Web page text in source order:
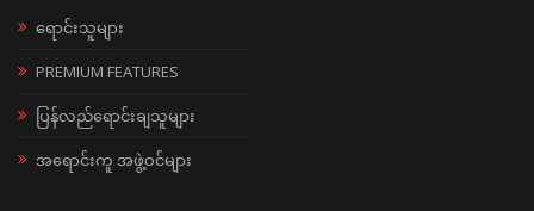
ရောင်းသူများ
PREMIUM FEATURES
ပြန်လည်ရောင်းချသူများ
အရောင်းကူ အဖွဲ့ဝင်များ